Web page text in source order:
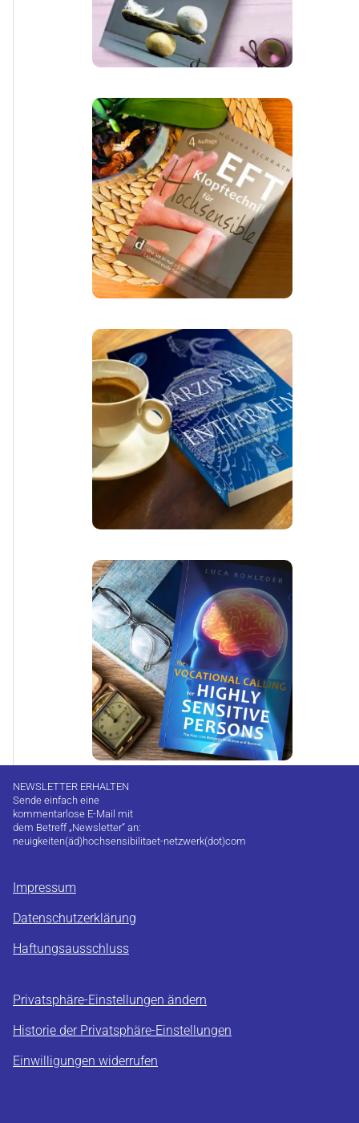
NEWSLETTER ERHALTEN
Sende einfach eine
kommentarlose E-Mail mit
dem Betreff „Newsletter“ an:
neuigkeiten(äd)hochsensibilitaet-netzwerk(dot)com
Impressum
Datenschutzerklärung
Haftungsausschluss
Privatsphäre-Einstellungen ändern
Historie der Privatsphäre-Einstellungen
Einwilligungen widerrufen